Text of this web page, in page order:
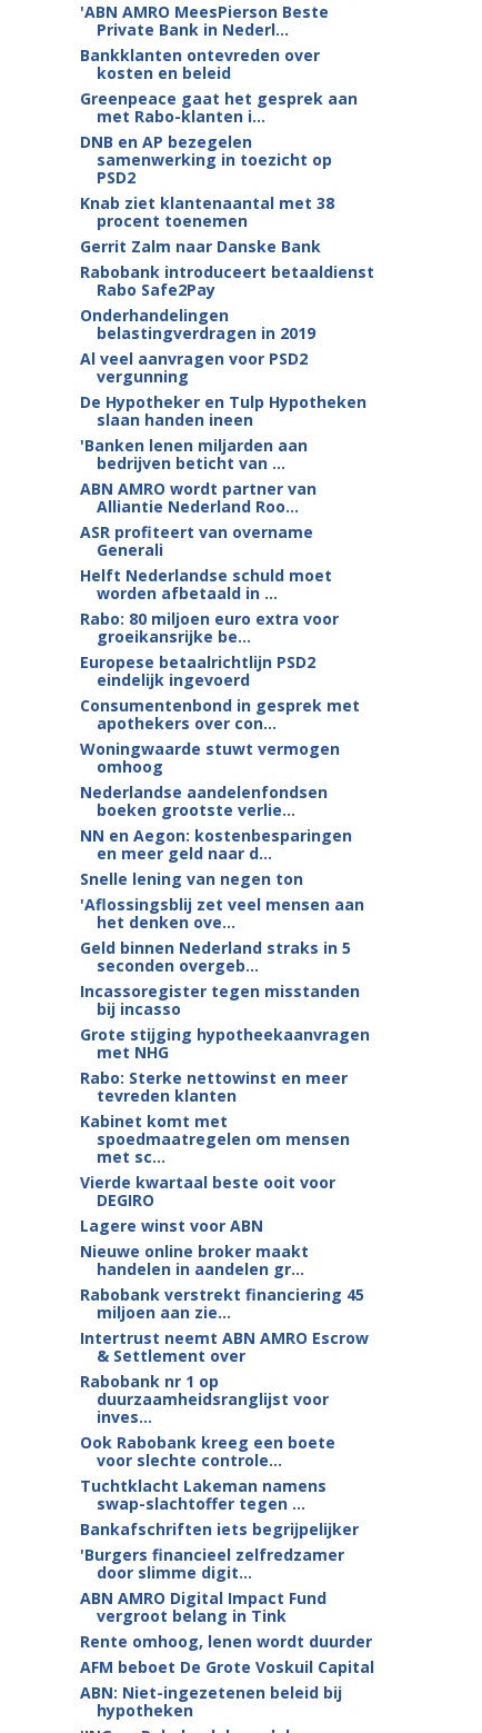
'ABN AMRO MeesPierson Beste
Private Bank in Nederl...
Bankklanten ontevreden over
kosten en beleid
Greenpeace gaat het gesprek aan
met Rabo-klanten i...
DNB en AP bezegelen
samenwerking in toezicht op
PSD2
Knab ziet klantenaantal met 38
procent toenemen
Gerrit Zalm naar Danske Bank
Rabobank introduceert betaaldienst
Rabo Safe2Pay
Onderhandelingen
belastingverdragen in 2019
Al veel aanvragen voor PSD2
vergunning
De Hypotheker en Tulp Hypotheken
slaan handen ineen
'Banken lenen miljarden aan
bedrijven beticht van ...
ABN AMRO wordt partner van
Alliantie Nederland Roo...
ASR profiteert van overname
Generali
Helft Nederlandse schuld moet
worden afbetaald in ...
Rabo: 80 miljoen euro extra voor
groeikansrijke be...
Europese betaalrichtlijn PSD2
eindelijk ingevoerd
Consumentenbond in gesprek met
apothekers over con...
Woningwaarde stuwt vermogen
omhoog
Nederlandse aandelenfondsen
boeken grootste verlie...
NN en Aegon: kostenbesparingen
en meer geld naar d...
Snelle lening van negen ton
'Aflossingsblij zet veel mensen aan
het denken ove...
Geld binnen Nederland straks in 5
seconden overgeb...
Incassoregister tegen misstanden
bij incasso
Grote stijging hypotheekaanvragen
met NHG
Rabo: Sterke nettowinst en meer
tevreden klanten
Kabinet komt met
spoedmaatregelen om mensen
met sc...
Vierde kwartaal beste ooit voor
DEGIRO
Lagere winst voor ABN
Nieuwe online broker maakt
handelen in aandelen gr...
Rabobank verstrekt financiering 45
miljoen aan zie...
Intertrust neemt ABN AMRO Escrow
& Settlement over
Rabobank nr 1 op
duurzaamheidsranglijst voor
inves...
Ook Rabobank kreeg een boete
voor slechte controle...
Tuchtklacht Lakeman namens
swap-slachtoffer tegen ...
Bankafschriften iets begrijpelijker
'Burgers financieel zelfredzamer
door slimme digit...
ABN AMRO Digital Impact Fund
vergroot belang in Tink
Rente omhoog, lenen wordt duurder
AFM beboet De Grote Voskuil Capital
ABN: Niet-ingezetenen beleid bij
hypotheken